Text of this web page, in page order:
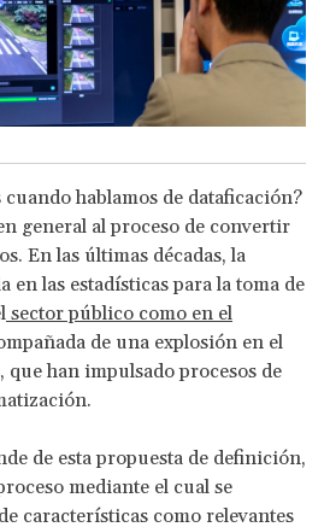
hablamos de dataficación?
general al proceso de convertir
En las últimas décadas, la
en las estadísticas para la toma de
sector público como en el
de una explosión en el
que han impulsado procesos de
de esta propuesta de definición,
mediante el cual se
características como relevantes